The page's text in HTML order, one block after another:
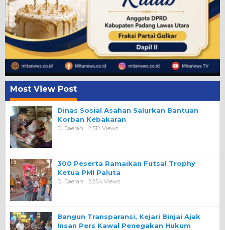
Most View Post
Dinas Sosial Asahan Salurkan Bantuan
Korban Kebakaran
Di Daerah 2,512 Views
300 Peserta Ramaikan Futsal Trophy
Ketua PMI Paluta
Di Daerah 2,254 Views
Bangun Transparansi, Kejari Binjai Ajak
Insan Pers Kawal Penegakan Hukum